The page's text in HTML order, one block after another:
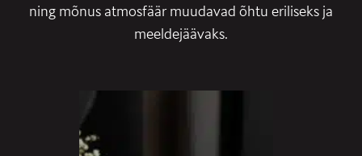
ning mõnus atmosfäär muudavad õhtu eriliseks ja
meeldejäävaks.